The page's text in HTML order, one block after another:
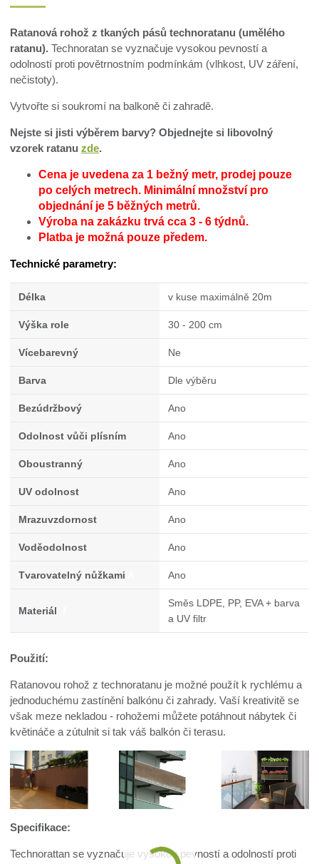
Ratanová rohož z tkaných pásů technoratanu (umělého
ratanu). Technoratan se vyznačuje vysokou pevností a
odolností proti povětrnostním podmínkám (vlhkost, UV záření,
nečistoty).
Vytvořte si soukromí na balkoně či zahradě.
Nejste si jisti výběrem barvy? Objednejte si libovolný
vzorek ratanuzde.
Cena je uvedena za 1 bežný metr, prodej pouze
po celých metrech. Minimální množství pro
objednání je 5 běžných metrů.
Výroba na zakázku trvá cca 3 - 6 týdnů.
Platba je možná pouze předem.
Technické parametry:
Délka v kuse maximálně 20m
Výška role 30 - 200 cm
Vícebarevný Ne
Barva Dle výběru
Bezúdržbový Ano
Odolnost vůči plísním Ano
Oboustranný Ano
UV odolnost Ano
Mrazuvzdornost Ano
Voděodolnost Ano
Tvarovatelný nůžkami Ano
Materiál
Směs LDPE, PP, EVA + barva
a UV filtr
Použití:
Ratanovou rohož z technoratanu je možné použít k rychlému a
jednoduchému zastínění balkónu či zahrady. Vaší kreativitě se
však meze nekladou - rohožemi můžete potáhnout nábytek či
květináče a zútulnit si tak váš balkón či terasu.
Specifikace:
Technorattan se vyznačuje vysokou pevností a odolností proti